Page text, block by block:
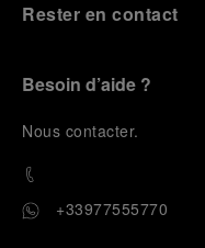
Rester en contact
Besoin d’aide ?
Nous contacter.
+33977555770